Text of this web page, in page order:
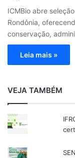
ICMBio abre
Rondônia,
conservação,
Leia mais »
VEJA TAMBÉM